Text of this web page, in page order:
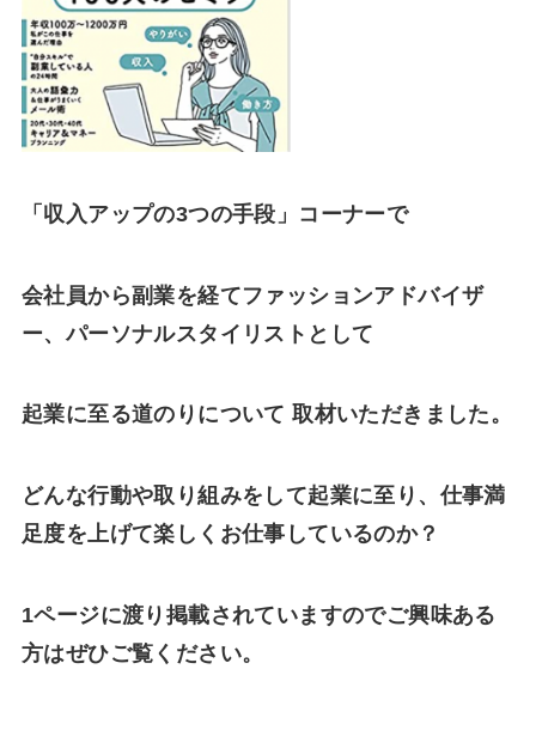
「収入アップの3つの手段」コーナーで
会社員から副業を経てファッションアドバイザ
ー、パーソナルスタイリストとして
起業に至る道のりについて 取材いただきました。
どんな行動や取り組みをして起業に至り、仕事満
足度を上げて楽しくお仕事しているのか？
1ページに渡り掲載されていますのでご興味ある
方はぜひご覧ください。